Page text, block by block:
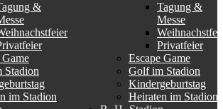
&
Game
Stadion
im Stadion
Tagung &
Messe
Privatfeier
Escape Game
Golf im Stadion
Kindergeburtstag
Heiraten im Stadion